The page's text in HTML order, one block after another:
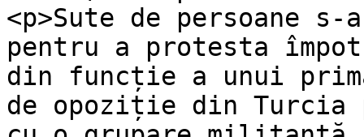
<p>Sute de persoane
pentru a protesta
din funcție a unui
de opoziție din Turcia